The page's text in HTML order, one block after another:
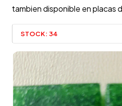
tambien disponible en placas
STOCK: 34